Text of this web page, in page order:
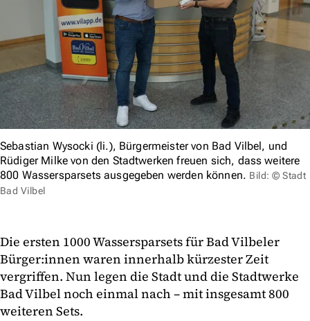
Sebastian Wysocki (li.), Bürgermeister von Bad Vilbel, und
Rüdiger Milke von den Stadtwerken freuen sich, dass weitere
800 Wassersparsets ausgegeben werden können. Bild: © Stadt
Bad Vilbel
Die ersten 1000 Wassersparsets für Bad Vilbeler
Bürger:innen waren innerhalb kürzester Zeit
vergriffen. Nun legen die Stadt und die Stadtwerke
Bad Vilbel noch einmal nach – mit insgesamt 800
weiteren Sets.